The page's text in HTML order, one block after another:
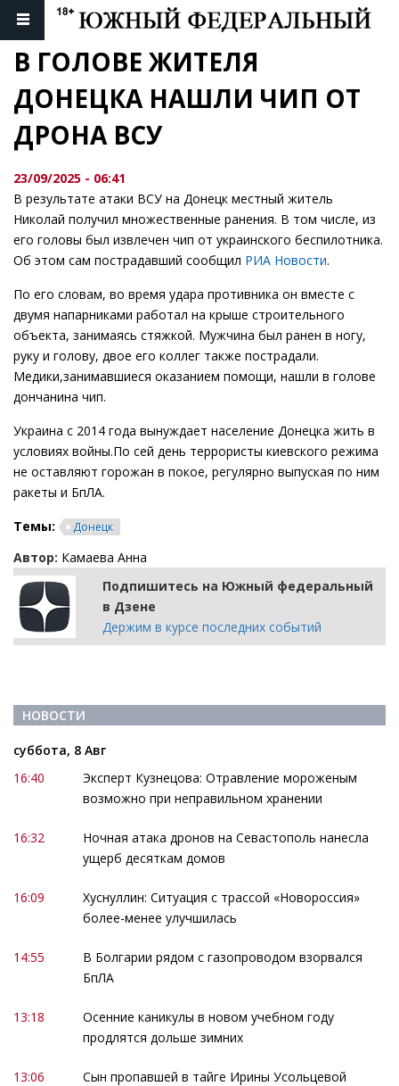
В ГОЛОВЕ ЖИТЕЛЯ
ДОНЕЦКА НАШЛИ ЧИП ОТ
ДРОНА ВСУ
23/09/2025 - 06:41
В результате атаки ВСУ на Донецк местный житель
Николай получил множественные ранения. В том числе, из
его головы был извлечен чип от украинского беспилотника.
Об этом сам пострадавший сообщил РИА Новости.
По его словам, во время удара противника он вместе с
двумя напарниками работал на крыше строительного
объекта, занимаясь стяжкой. Мужчина был ранен в ногу,
руку и голову, двое его коллег также пострадали.
Медики,занимавшиеся оказанием помощи, нашли в голове
дончанина чип.
Украина с 2014 года вынуждает население Донецка жить в
условиях войны.По сей день террористы киевского режима
не оставляют горожан в покое, регулярно выпуская по ним
ракеты и БпЛА.
Темы:
Донецк
Автор: Камаева Анна
Подпишитесь на Южный федеральный
в Дзене
Держим в курсе последних событий
НОВОСТИ
суббота, 8 Авг
16:40
Эксперт Кузнецова: Отравление мороженым
возможно при неправильном хранении
16:32
Ночная атака дронов на Севастополь нанесла
ущерб десяткам домов
16:09
Хуснуллин: Ситуация с трассой «Новороссия»
более-менее улучшилась
14:55
В Болгарии рядом с газопроводом взорвался
БпЛА
13:18
Осенние каникулы в новом учебном году
продлятся дольше зимних
13:06
Сын пропавшей в тайге Ирины Усольцевой